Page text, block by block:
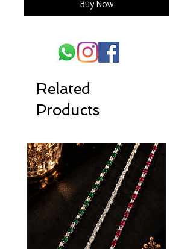
Buy Now
Related
Products